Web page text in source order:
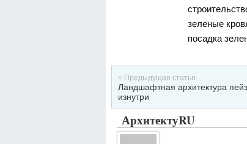
зеленые
посадка
< Предыдущая статья
Ландшафтная архитектура
изнутри
АрхитектуRU